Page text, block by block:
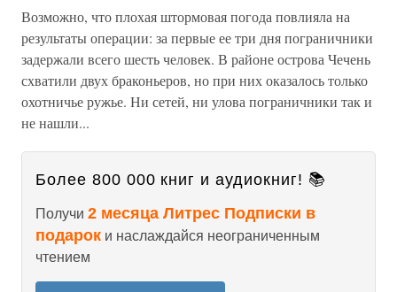
Возможно, что плохая штормовая погода повлияла на
результаты операции: за первые ее три дня пограничники
задержали всего шесть человек. В районе острова Чечень
схватили двух браконьеров, но при них оказалось только
охотничье ружье. Ни сетей, ни улова пограничники так и
не нашли...
Более 800 000 книг и аудиокниг! 📚
Получи 2 месяца Литрес Подписки в
подарок и наслаждайся неограниченным
чтением